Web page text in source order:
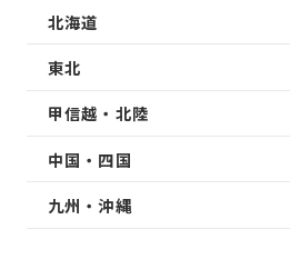
北海道
東北
甲信越・北陸
中国・四国
九州・沖縄